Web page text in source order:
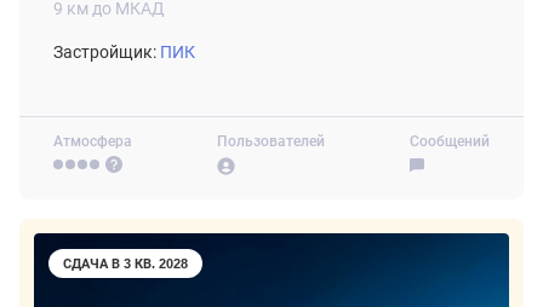
Атмосфера Пользователей Сообщений
9 км до МКАД
Застройщик: ПИК
СДАЧА В 3 КВ. 2028